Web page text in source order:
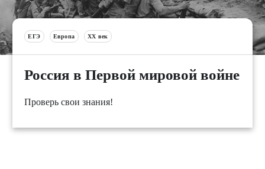
ЕГЭ Европа XX век
Россия в Первой мировой войне
Проверь свои знания!